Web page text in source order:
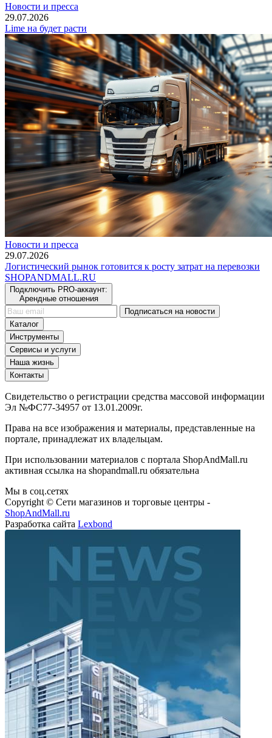
Новости и пресса
29.07.2026
Lime на будет расти
Новости и пресса
29.07.2026
Логистический рынок готовится к росту затрат на перевозки
SHOPANDMALL.RU
Подключить PRO-аккаунт:
Арендные отношения
Подписаться на новости
Каталог
Инструменты
Сервисы и услуги
Наша жизнь
Контакты
Свидетельство о регистрации средства массовой информации
Эл №ФС77-34957 от 13.01.2009г.
Права на все изображения и материалы, представленные на
портале, принадлежат их владельцам.
При использовании материалов с портала ShopAndMall.ru
активная ссылка на shopandmall.ru обязательна
Мы в соц.сетях
Copyright © Сети магазинов и торговые центры -
ShopAndMall.ru
Разработка сайта Lexbond